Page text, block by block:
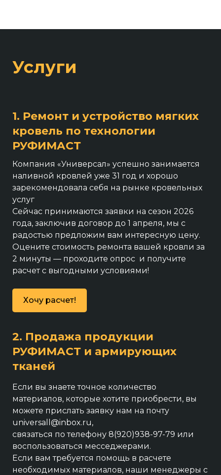
Услуги
1. Ремонт и устройство мягких
кровель по технологии
РУФИМАСТ
Компания «Универсал» успешно занимается
наливной кровлей уже 31 год и хорошо
зарекомендовала себя на рынке кровельных
услуг
Сейчас принимаются заявки на сезон 2026
года, заключив договор до 1 апреля, мы с
радостью предложим вам интересную цену.
Оцените стоимость ремонта вашей кровли за
2 минуты — проходите опрос и получите
расчет с выгодными условиями!
Хочу расчет!
2. Продажа продукции
РУФИМАСТ и армирующих
тканей
Если вы знаете точное количество
материалов, которые хотите приобрести, вы
можете прислать заявку нам на почту
universall@inbox.ru,
связаться по телефону 8(920)938-97-79 или
воспользоваться месседжерами.
Eсли вам требуется помощь в расчете
необходимых материалов, наши менеджеры с